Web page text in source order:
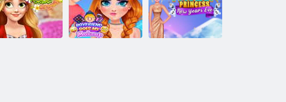
リッチガール
ズモールショ
ッピング